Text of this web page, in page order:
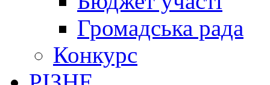
Громадська рада
Конкурс